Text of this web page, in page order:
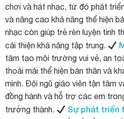
chơi và hát nhạc, từ đó phát
và nâng cao khả năng thể hiện
nhạc còn giúp trẻ rèn luyện tinh
cải thiện khả năng tập trung.
tâm tạo môi trường vui vẻ, an
thoải mái thể hiện bản thân và
mình. Đội ngũ giáo viên tận tâm
đồng hành và hỗ trợ các em
trưởng thành.
Sự phát triển